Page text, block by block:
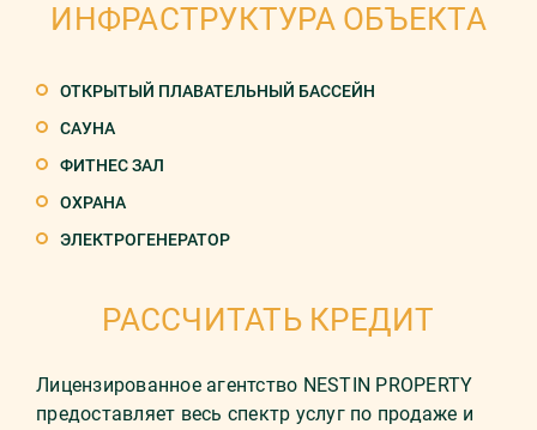
ИНФРАСТРУКТУРА ОБЪЕКТА
ОТКРЫТЫЙ ПЛАВАТЕЛЬНЫЙ БАССЕЙН
САУНА
ФИТНЕС ЗАЛ
ОХРАНА
ЭЛЕКТРОГЕНЕРАТОР
РАССЧИТАТЬ КРЕДИТ
Лицензированное агентство NESTIN PROPERTY
предоставляет весь спектр услуг по продаже и